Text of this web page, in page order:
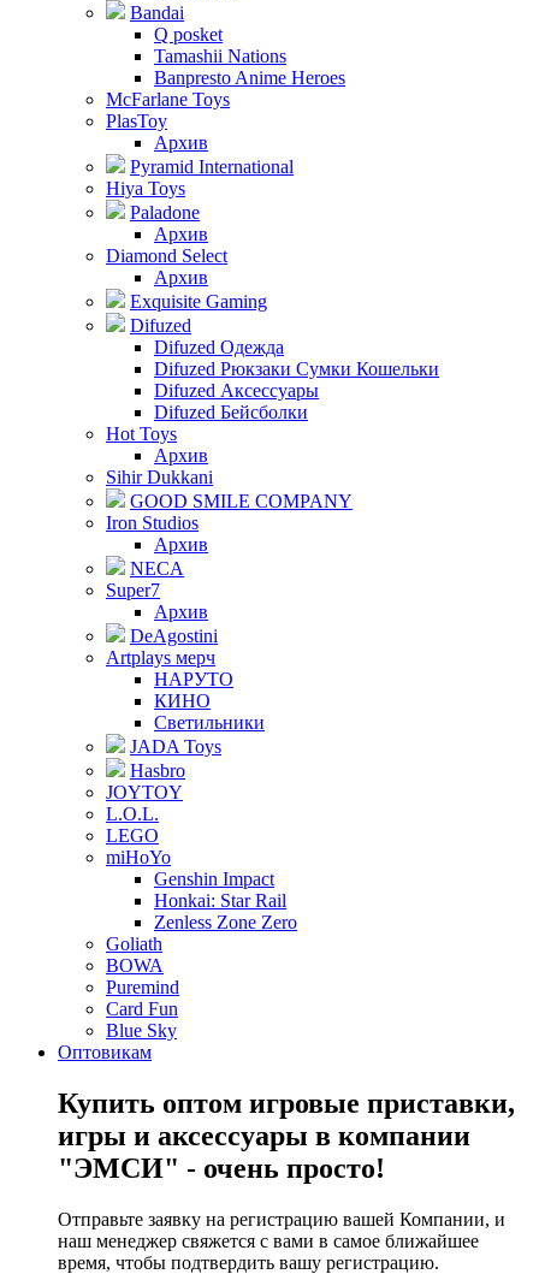
Bandai
Q posket
Tamashii Nations
Banpresto Anime Heroes
McFarlane Toys
PlasToy
Архив
Pyramid International
Hiya Toys
Paladone
Архив
Diamond Select
Архив
Exquisite Gaming
Difuzed
Difuzed Одежда
Difuzed Рюкзаки Сумки Кошельки
Difuzed Аксессуары
Difuzed Бейсболки
Hot Toys
Архив
Sihir Dukkani
GOOD SMILE COMPANY
Iron Studios
Архив
NECA
Super7
Архив
DeAgostini
Artplays мерч
НАРУТО
КИНО
Светильники
JADA Toys
Hasbro
JOYTOY
L.O.L.
LEGO
miHoYo
Genshin Impact
Honkai: Star Rail
Zenless Zone Zero
Goliath
BOWA
Puremind
Card Fun
Blue Sky
Оптовикам
Купить оптом игровые приставки,
игры и аксессуары в компании
"ЭМСИ" - очень просто!
Отправьте заявку на регистрацию вашей Компании, и
наш менеджер свяжется с вами в самое ближайшее
время, чтобы подтвердить вашу регистрацию.